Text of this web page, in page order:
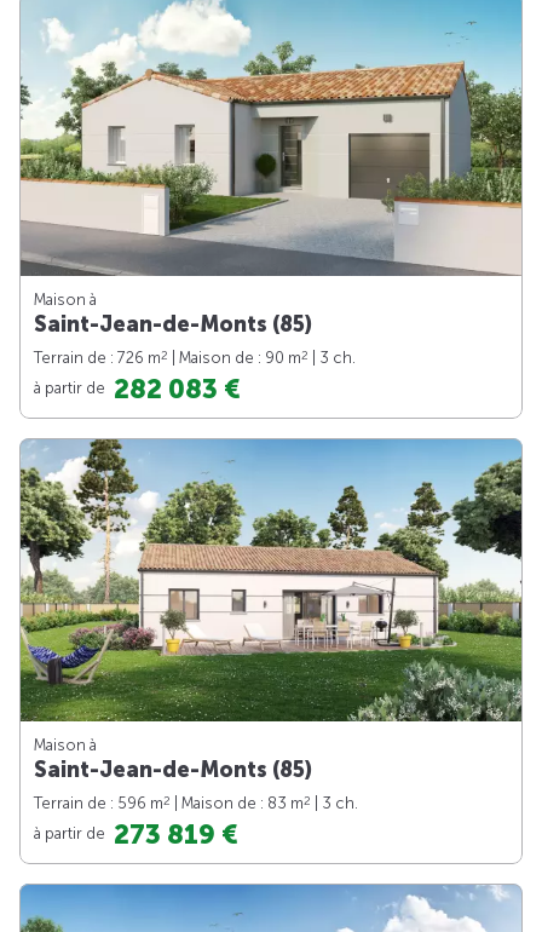
Maison à
Saint-Jean-de-Monts (85)
Terrain de : 726 m2 | Maison de : 90 m2
| 3 ch.
à partir de 282 083 €
Maison à
Saint-Jean-de-Monts (85)
Terrain de : 596 m2 | Maison de : 83 m2
| 3 ch.
à partir de 273 819 €